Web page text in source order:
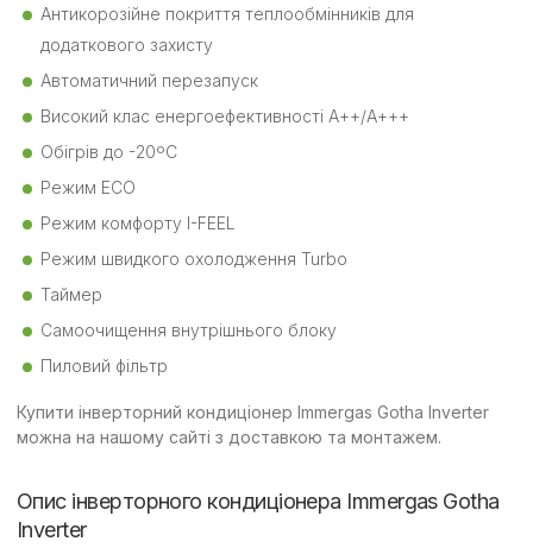
Антикорозійне покриття теплообмінників для
додаткового захисту
Автоматичний перезапуск
Високий клас енергоефективності А++/А+++
Обігрів до -20ºС
Режим ECO
Режим комфорту I-FEEL
Режим швидкого охолодження Turbo
Таймер
Самоочищення внутрішнього блоку
Пиловий фільтр
Купити інверторний кондиціонер Immergas Gotha Inverter
можна на нашому сайті з доставкою та монтажем.
Опис інверторного кондиціонера Immergas Gotha
Inverter